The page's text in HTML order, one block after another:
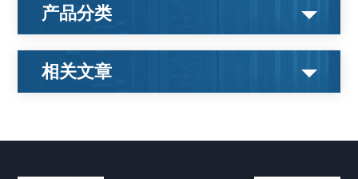
产品分类
相关文章